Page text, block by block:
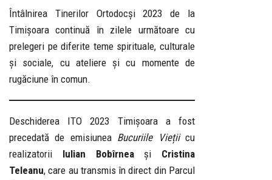
Întâlnirea Tinerilor Ortodocși 2023 de la
Timișoara continuă în zilele următoare cu
prelegeri pe diferite teme spirituale, culturale
și sociale, cu ateliere și cu momente de
rugăciune în comun.
Deschiderea ITO 2023 Timișoara a fost
precedată de emisiunea Bucuriile Viețiicu
realizatorii Iulian Bobîrneași Cristina
Teleanu, care au transmis în direct din Parcul